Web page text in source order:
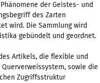
der Geistes- und
des Zarten
wird. Die Sammlung wird
gebündelt und geordnet.
Artikels, die flexible und
sowie die
Zugriffsstruktur